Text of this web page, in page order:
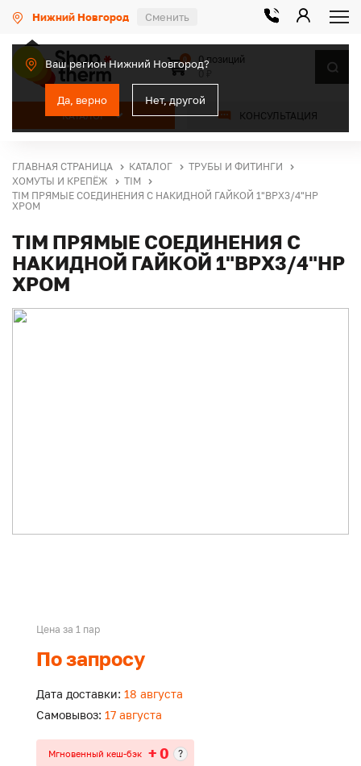
Нижний Новгород Сменить
Ваш регион Нижний Новгород?
Да, верно Нет, другой
КАТАЛОГ КОНСУЛЬТАЦИЯ
0
0 позиций
ГЛАВНАЯ СТРАНИЦА КАТАЛОГ
ТРУБЫ И ФИТИНГИ
ХОМУТЫ И КРЕПЁЖ
TIM
TIM ПРЯМЫЕ СОЕДИНЕНИЯ С НАКИДНОЙ ГАЙКОЙ 1"ВРХ3/4"НР
ХРОМ
TIM ПРЯМЫЕ СОЕДИНЕНИЯ С
НАКИДНОЙ ГАЙКОЙ 1"ВРХ3/4"НР
ХРОМ
Цена за 1 пар
По запросу
Дата доставки: 18 августа
Самовывоз: 17 августа
Мгновенный кеш-бэк + 0 ?